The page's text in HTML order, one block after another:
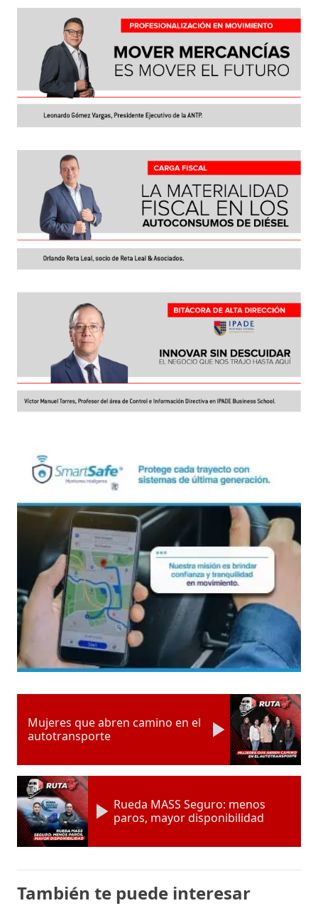
Mujeres que abren camino en el
autotransporte
Rueda MASS Seguro: menos
paros, mayor disponibilidad
También te puede interesar